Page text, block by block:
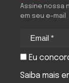
Assine nossa
em seu e-mail
Eu
Saiba mais